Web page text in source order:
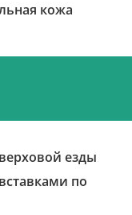
кожа
езды
по